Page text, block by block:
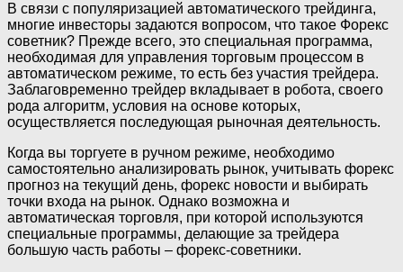
В связи с популяризацией автоматического трейдинга,
многие инвесторы задаются вопросом, что такое Форекс
советник? Прежде всего, это специальная программа,
необходимая для управления торговым процессом в
автоматическом режиме, то есть без участия трейдера.
Заблаговременно трейдер вкладывает в робота, своего
рода алгоритм, условия на основе которых,
осуществляется последующая рыночная деятельность.
Когда вы торгуете в ручном режиме, необходимо
самостоятельно анализировать рынок, учитывать форекс
прогноз на текущий день, форекс новости и выбирать
точки входа на рынок. Однако возможна и
автоматическая торговля, при которой используются
специальные программы, делающие за трейдера
большую часть работы – форекс-советники.